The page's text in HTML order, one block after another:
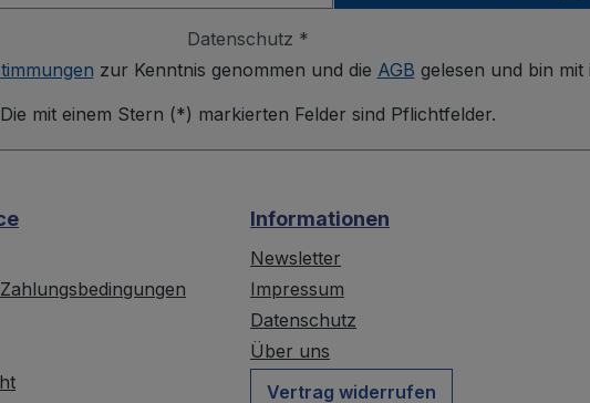
Datenschutz *
zur Kenntnis genommen und die AGB gelesen und bin
Die mit einem Stern (*) markierten Felder sind Pflichtfelder.
Informationen
Newsletter
Impressum
Datenschutz
Über uns
Vertrag widerrufen